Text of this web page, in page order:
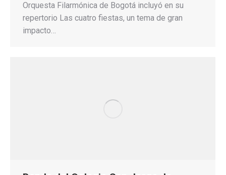
Orquesta Filarmónica de Bogotá incluyó en su
repertorio Las cuatro fiestas, un tema de gran
impacto…